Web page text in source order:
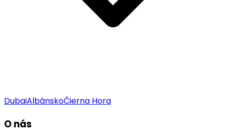
DubaiAlbánskoČierna Hora
O nás